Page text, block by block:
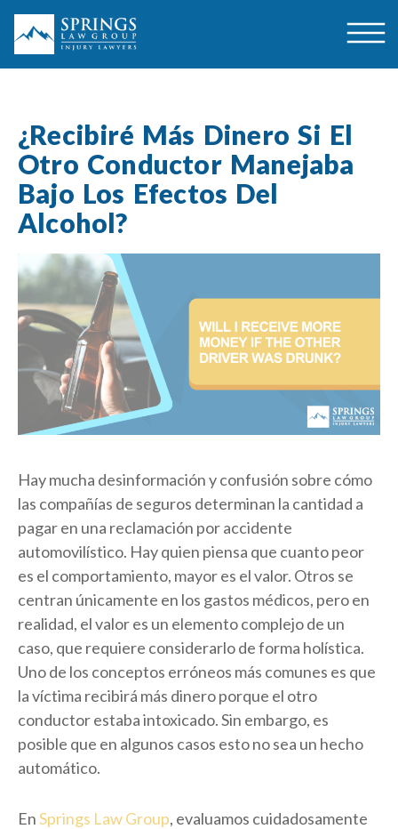
¿Recibiré Más Dinero Si El
Otro Conductor Manejaba
Bajo Los Efectos Del
Alcohol?
Hay mucha desinformación y confusión sobre cómo
las compañías de seguros determinan la cantidad a
pagar en una reclamación por accidente
automovilístico. Hay quien piensa que cuanto peor
es el comportamiento, mayor es el valor. Otros se
centran únicamente en los gastos médicos, pero en
realidad, el valor es un elemento complejo de un
caso, que requiere considerarlo de forma holística.
Uno de los conceptos erróneos más comunes es que
la víctima recibirá más dinero porque el otro
conductor estaba intoxicado. Sin embargo, es
posible que en algunos casos esto no sea un hecho
automático.
EnSprings Law Group, evaluamos cuidadosamente